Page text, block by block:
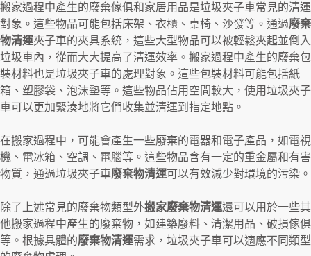
搬家過程中產生的廢棄傢俱和家居用品是垃圾夾子車常見的清運
對象。這些物品可能包括床架、衣櫃、桌椅、沙發等。通過廢棄
物清運夾子車的夾具系統，這些大型物品可以被輕鬆夾起並倒入
垃圾車內，從而大大提高了清運效率。搬家過程中產生的廢棄包
裝材料也是垃圾夾子車的處理對象。這些包裝材料可能包括紙
箱、塑膠袋、泡沫墊等。這些物品佔用空間較大，使用垃圾夾子
車可以更加緊湊地將它們收集並清運到指定地點。
在搬家過程中，可能會產生一些廢棄的電器和電子產品，如電視
機、電冰箱、空調、電腦等。這些物品含有一定的重金屬和有害
物質，通過垃圾夾子車廢棄物清運可以有效減少對環境的污染。
除了上述常見的廢棄物類型外搬家廢棄物清運還可以用於一些其
他搬家過程中產生的廢棄物，如建築廢料、清潔用品、破損傢俱
等。根據具體的廢棄物清運需求，垃圾夾子車可以適應不同類型